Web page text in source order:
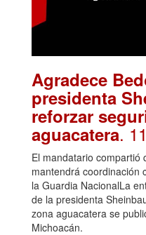
Agradece
presidenta
reforzar
aguacatera.
El mandatario compartió
mantendrá coordinación
la Guardia NacionalLa
de la presidenta
zona aguacatera se
Michoacán.